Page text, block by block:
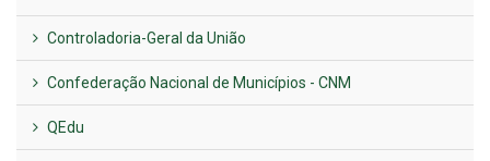
Controladoria-Geral da União
Confederação Nacional de Municípios - CNM
QEdu